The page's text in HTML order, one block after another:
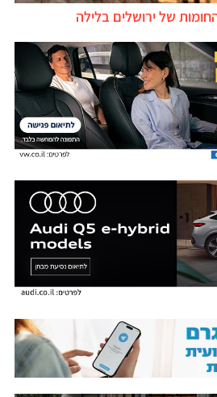
של ירושלים בלילה